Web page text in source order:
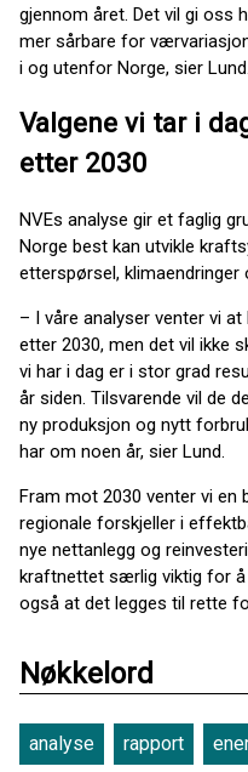
gjennom året. Det vil gi oss
mer sårbare for
i og utenfor Norge, sier Lund.
Valgene vi tar i
etter 2030
NVEs analyse gir et faglig
Norge best kan utvikle
etterspørsel,
– I våre analyser venter vi
etter 2030, men det vil ikke
vi har i dag er i stor grad
år siden. Tilsvarende vil de
ny produksjon og nytt
har om noen år, sier Lund.
Fram mot 2030 venter vi en
regionale forskjeller i
nye nettanlegg og
kraftnettet særlig viktig for
også at det legges til rette
Nøkkelord
analyse rapport